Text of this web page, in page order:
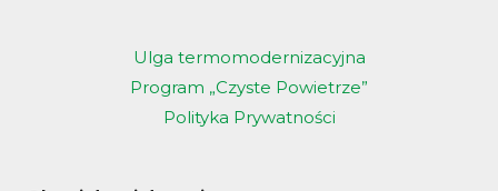
Ulga termomodernizacyjna
Program „Czyste Powietrze”
Polityka Prywatności